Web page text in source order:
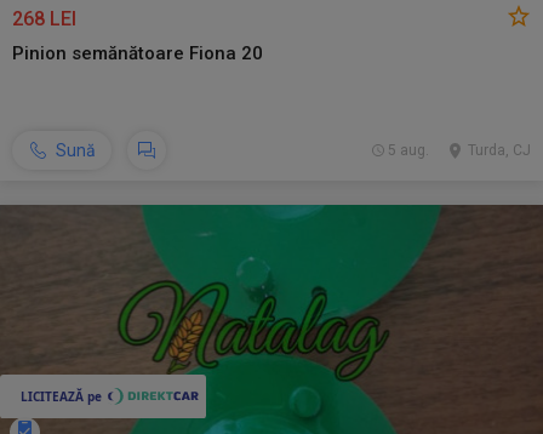
268 LEI
Pinion semănătoare Fiona 20
Sună Turda, CJ
5 aug.